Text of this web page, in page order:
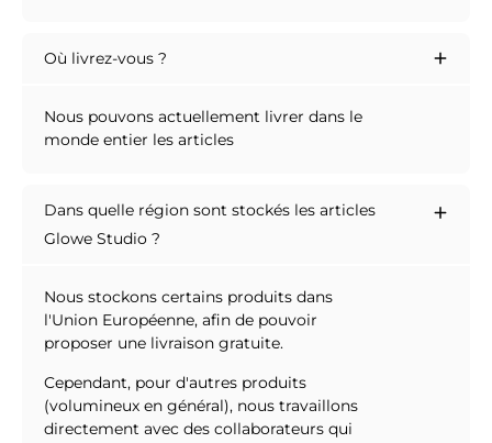
Où livrez-vous ?
Nous pouvons actuellement livrer dans le
monde entier les articles
Dans quelle région sont stockés les articles
Glowe Studio ?
Nous stockons certains produits dans
l'Union Européenne, afin de pouvoir
proposer une livraison gratuite.
Cependant, pour d'autres produits
(volumineux en général), nous travaillons
directement avec des collaborateurs qui